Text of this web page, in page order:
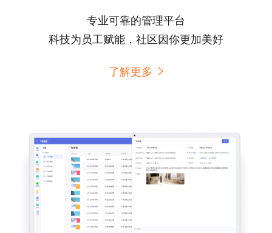
专业可靠的管理平台
科技为员工赋能，社区因你更加美好
了解更多